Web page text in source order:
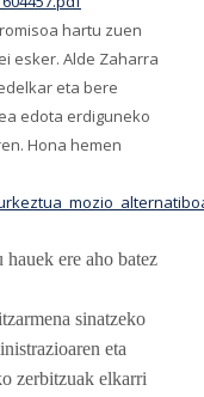
hartu zuen
esker. Alde Zaharra
eta bere
edota erdiguneko
Hona hemen
ere aho batez
sinatzeko
eta
zerbitzuak elkarri